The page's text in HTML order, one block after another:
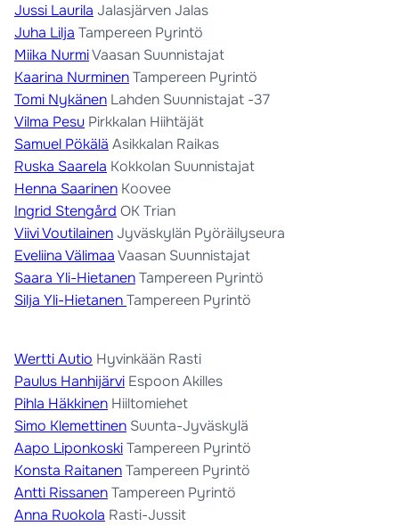
Jussi Laurila Jalasjärven Jalas
Juha Lilja Tampereen Pyrintö
Miika NurmiVaasan Suunnistajat
Kaarina NurminenTampereen Pyrintö
Tomi Nykänen Lahden Suunnistajat -37
Vilma Pesu Pirkkalan Hiihtäjät
Samuel Pökälä Asikkalan Raikas
Ruska Saarela Kokkolan Suunnistajat
Henna Saarinen Koovee
Ingrid Stengård OK Trian
Viivi VoutilainenJyväskylän Pyöräilyseura
Eveliina VälimaaVaasan Suunnistajat
Saara Yli-HietanenTampereen Pyrintö
Silja Yli-HietanenTampereen Pyrintö
Wertti Autio Hyvinkään Rasti
Paulus Hanhijärvi Espoon Akilles
Pihla Häkkinen Hiiltomiehet
Simo Klemettinen Suunta-Jyväskylä
Aapo LiponkoskiTampereen Pyrintö
Konsta RaitanenTampereen Pyrintö
Antti RissanenTampereen Pyrintö
Anna Ruokola Rasti-Jussit